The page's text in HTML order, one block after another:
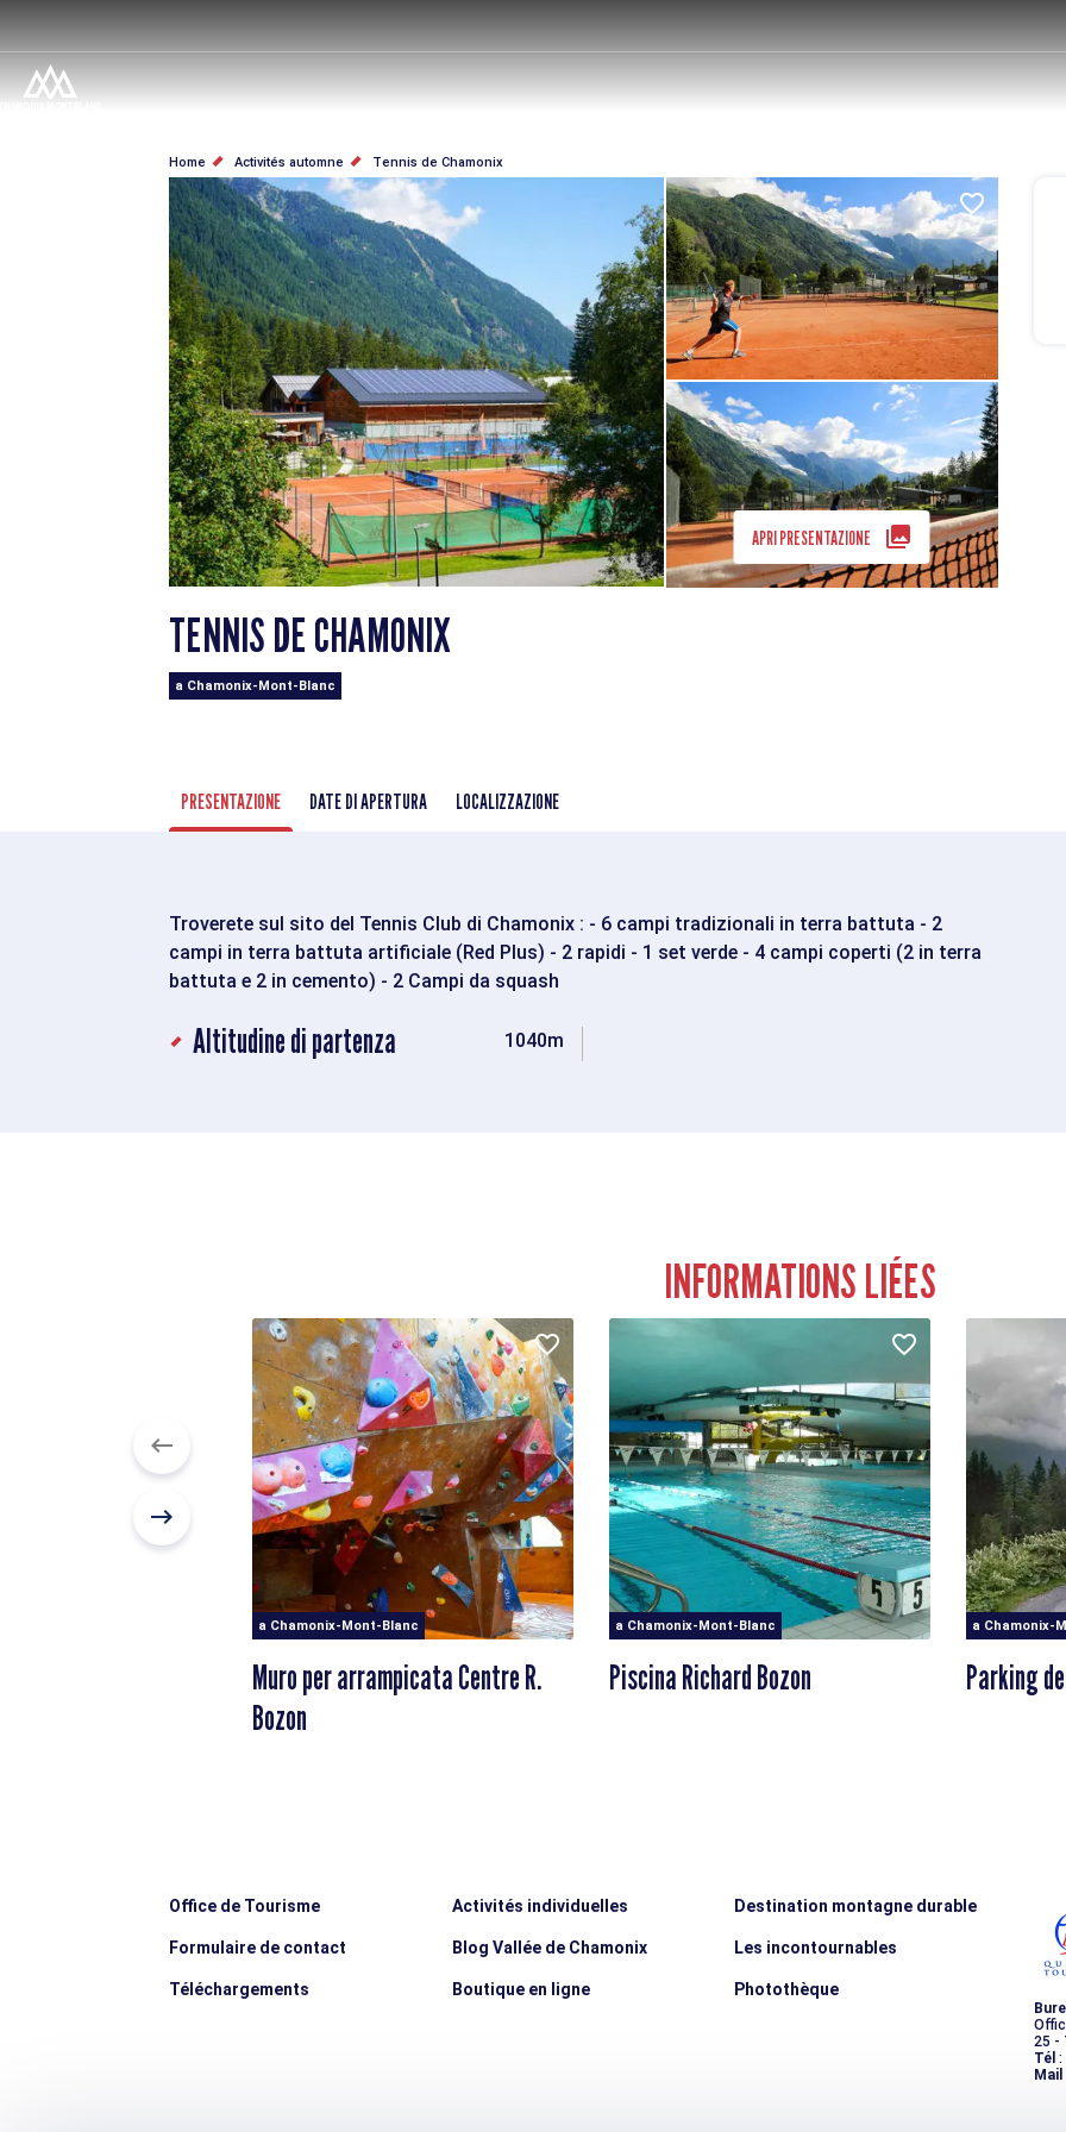
contenuto
principale
BRICIOLE
PANE
Home Activités automne Tennis de Chamonix
APRI PRESENTAZIONE
TENNIS DE CHAMONIX
a Chamonix-Mont-Blanc
PRESENTAZIONE DATE DI APERTURA LOCALIZZAZIONE
Troverete sul sito del Tennis Club di Chamonix : - 6 campi tradizionali in terra battuta - 2
campi in terra battuta artificiale (Red Plus) - 2 rapidi - 1 set verde - 4 campi coperti (2 in terra
battuta e 2 in cemento) - 2 Campi da squash
Altitudine di partenza 1040m
INFORMATIONS LIÉES
a Chamonix-Mont-Blanc
Muro per arrampicata Centre R.
Bozon
a Chamonix-Mont-Blanc
Piscina Richard Bozon
a Chamonix-
Parking
Office de Tourisme
Formulaire de contact
Téléchargements
Activités individuelles
Blog Vallée de Chamonix
Boutique en ligne
Destination montagne durable
Les incontournables
Photothèque
25 -
Tél :
Mail